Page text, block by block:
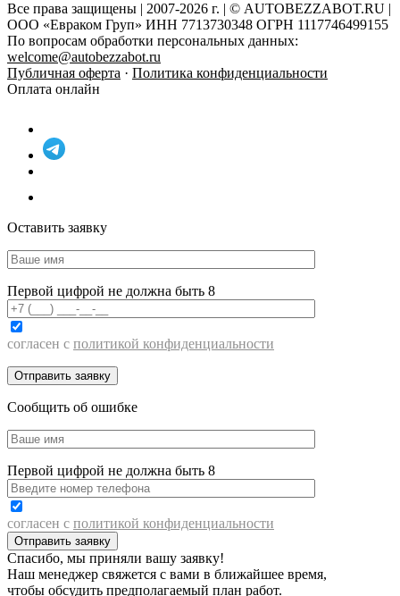
Все права защищены | 2007-2026 г. | © AUTOBEZZABOT.RU |
ООО «Евраком Груп» ИНН 7713730348 ОГРН 1117746499155
По вопросам обработки персональных данных:
welcome@autobezzabot.ru
Публичная оферта · Политика конфиденциальности
Оплата онлайн
Оставить заявку
Первой цифрой не должна быть 8
согласен с политикой конфиденциальности
Сообщить об ошибке
Первой цифрой не должна быть 8
согласен с политикой конфиденциальности
Спасибо, мы приняли вашу заявку!
Наш менеджер свяжется с вами в ближайшее время,
чтобы обсудить предполагаемый план работ.